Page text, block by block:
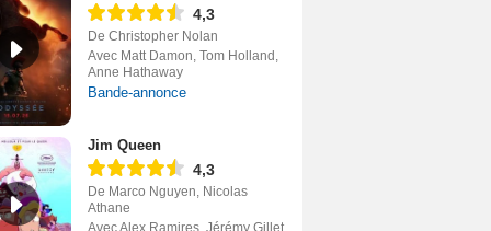
4,3
De Christopher Nolan
Avec Matt Damon, Tom Holland,
Anne Hathaway
Bande-annonce
Jim Queen
4,3
De Marco Nguyen, Nicolas
Athane